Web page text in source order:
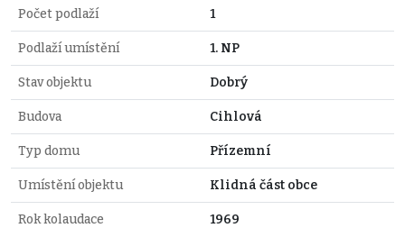
Počet podlaží 1
Podlaží umístění 1. NP
Stav objektu Dobrý
Budova Cihlová
Typ domu Přízemní
Umístění objektu Klidná část obce
Rok kolaudace 1969